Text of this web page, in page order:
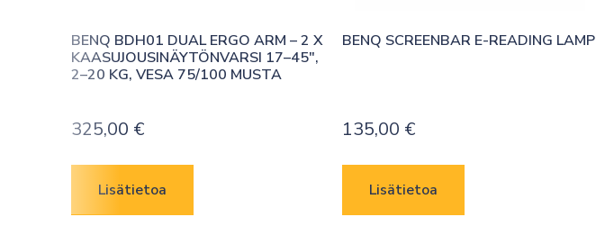
BENQ BDH01 DUAL ERGO ARM – 2 X
KAASUJOUSINÄYTÖNVARSI 17–45″,
2–20 KG, VESA 75/100 MUSTA
325,00 €
Lisätietoa
BENQ SCREENBAR E-READING LAMP
135,00 €
Lisätietoa